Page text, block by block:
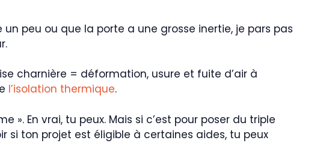
peu ou que la porte a une grosse inertie, je pars pas
charnière = déformation, usure et fuite d’air à
l’isolation thermique.
En vrai, tu peux. Mais si c’est pour poser du triple
si ton projet est éligible à certaines aides, tu peux